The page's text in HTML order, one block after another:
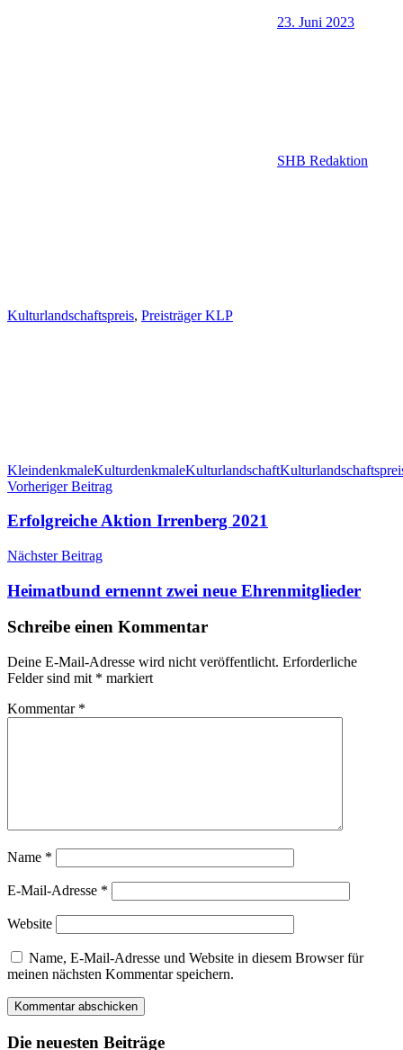
23. Juni 2023
SHB Redaktion
Kulturlandschaftspreis, Preisträger KLP
KleindenkmaleKulturdenkmaleKulturlandschaft
Beitragsnavigation
Vorheriger Beitrag
Erfolgreiche Aktion Irrenberg 2021
Nächster Beitrag
Heimatbund ernennt zwei neue Ehrenmitglieder
Schreibe einen Kommentar
Deine E-Mail-Adresse wird nicht veröffentlicht. Erforderliche
Felder sind mit * markiert
Kommentar *
Name *
E-Mail-Adresse *
Website
Name, E-Mail-Adresse und Website in diesem Browser für
meinen nächsten Kommentar speichern.
Die neuesten Beiträge